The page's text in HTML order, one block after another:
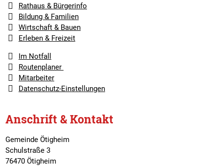
Rathaus & Bürgerinfo
Bildung & Familien
Wirtschaft & Bauen
Erleben & Freizeit
Im Notfall
Routenplaner
Mitarbeiter
Datenschutz-Einstellungen
Anschrift & Kontakt
Gemeinde Ötigheim
Schulstraße 3
76470 Ötigheim